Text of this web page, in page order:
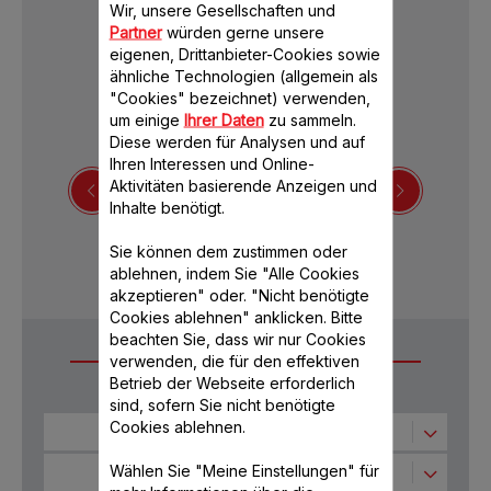
Häufige Fragen
Optimale Verwendung des Produkts
Wie lassen sich Spritzer beim Verrühren
Pflege und Reinigung
Wir, unsere Gesellschaften und
Partnerwürden gerne unsere
eigenen, Drittanbieter-Cookies sowie
ähnliche Technologien (allgemein als
"Cookies" bezeichnet) verwenden,
um einige Ihrer Datenzu sammeln.
Diese werden für Analysen und auf
Ihren Interessen und Online-
Aktivitäten basierende Anzeigen und
Inhalte benötigt.
Sie können dem zustimmen oder
ablehnen, indem Sie "Alle Cookies
akzeptieren" oder. "Nicht benötigte
Cookies ablehnen" anklicken. Bitte
beachten Sie, dass wir nur Cookies
verwenden, die für den effektiven
Betrieb der Webseite erforderlich
sind, sofern Sie nicht benötigte
Cookies ablehnen.
Wählen Sie "Meine Einstellungen" für